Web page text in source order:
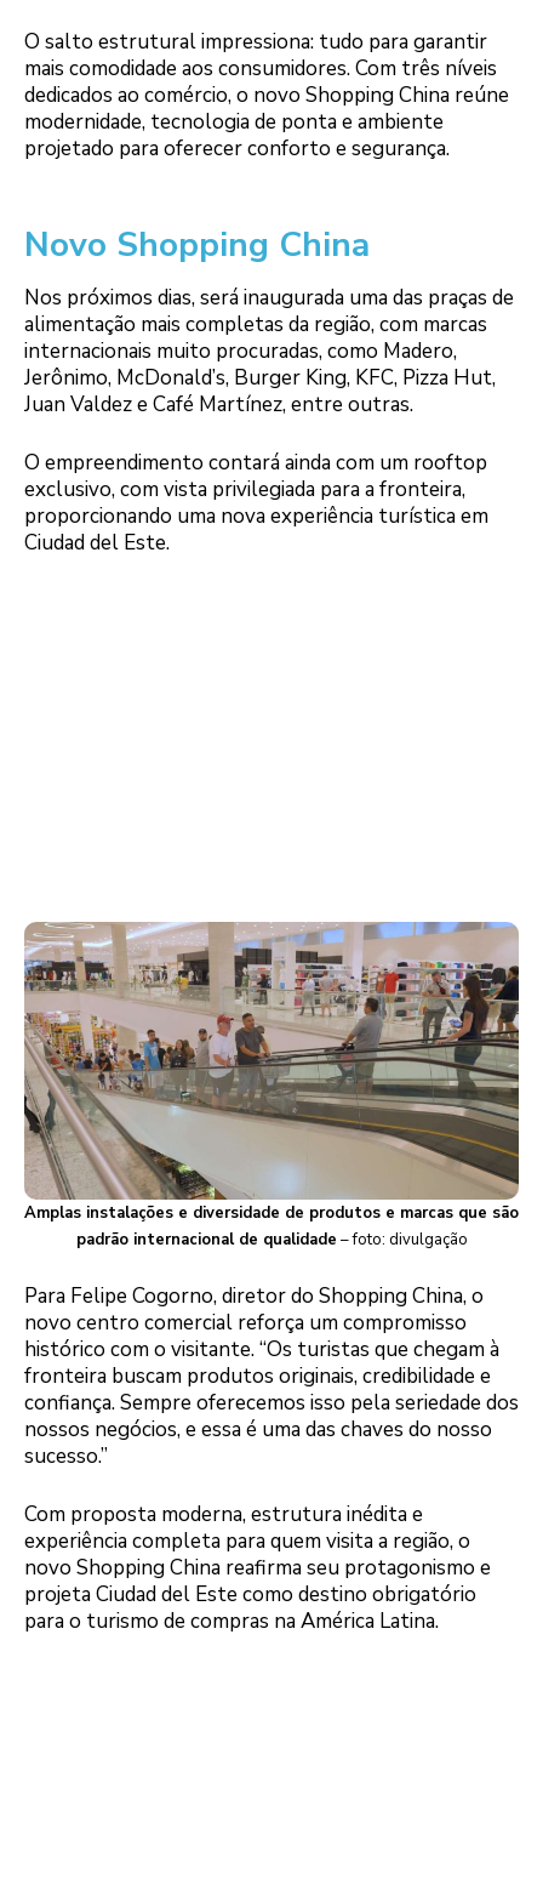
O salto estrutural impressiona: tudo para garantir
mais comodidade aos consumidores. Com três níveis
dedicados ao comércio, o novo Shopping China reúne
modernidade, tecnologia de ponta e ambiente
projetado para oferecer conforto e segurança.
Novo Shopping China
Nos próximos dias, será inaugurada uma das praças de
alimentação mais completas da região, com marcas
internacionais muito procuradas, como Madero,
Jerônimo, McDonald’s, Burger King, KFC, Pizza Hut,
Juan Valdez e Café Martínez, entre outras.
O empreendimento contará ainda com um rooftop
exclusivo, com vista privilegiada para a fronteira,
proporcionando uma nova experiência turística em
Ciudad del Este.
Amplas instalações e diversidade de produtos e marcas que são
padrão internacional de qualidade – foto: divulgação
Para Felipe Cogorno, diretor do Shopping China, o
novo centro comercial reforça um compromisso
histórico com o visitante. “Os turistas que chegam à
fronteira buscam produtos originais, credibilidade e
confiança. Sempre oferecemos isso pela seriedade dos
nossos negócios, e essa é uma das chaves do nosso
sucesso.”
Com proposta moderna, estrutura inédita e
experiência completa para quem visita a região, o
novo Shopping China reafirma seu protagonismo e
projeta Ciudad del Este como destino obrigatório
para o turismo de compras na América Latina.